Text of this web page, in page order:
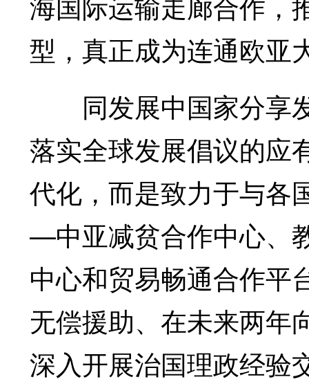
型，真正成为连通欧亚
同发展中国家分享
落实全球发展倡议的应
代化，而是致力于与各
—中亚减贫合作中心、
中心和贸易畅通合作平
无偿援助、在未来两年
深入开展治国理政经验